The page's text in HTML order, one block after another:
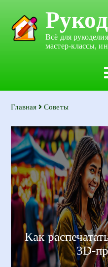
Всё для
мастер-классы,
Главная Советы
Как
3D-